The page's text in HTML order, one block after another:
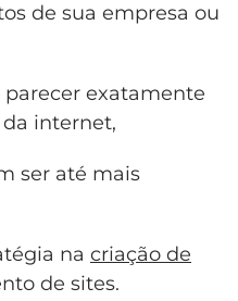
de sua empresa ou
parecer exatamente
internet,
ser até mais
na criação de
de sites.